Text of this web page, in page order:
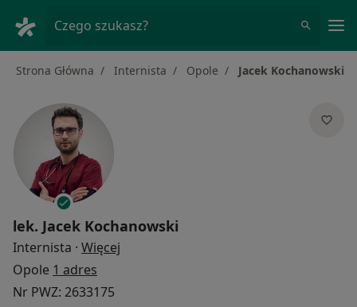
Czego szukasz?
Strona Główna Internista Opole Jacek Kochanowski
lek. Jacek Kochanowski
Internista · Więcej
Opole 1 adres
Nr PWZ: 2633175